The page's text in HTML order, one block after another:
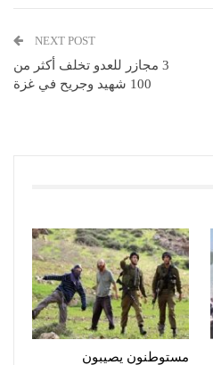
NEXT POST
3 مجازر للعدو تخلف أكثر من
100 شهيد وجريح في غزة
مستوطنون يصيبون